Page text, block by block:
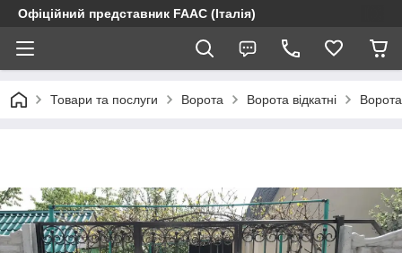
Офіційний представник FAAC (Італія)
Товари та послуги Ворота Ворота відкатні